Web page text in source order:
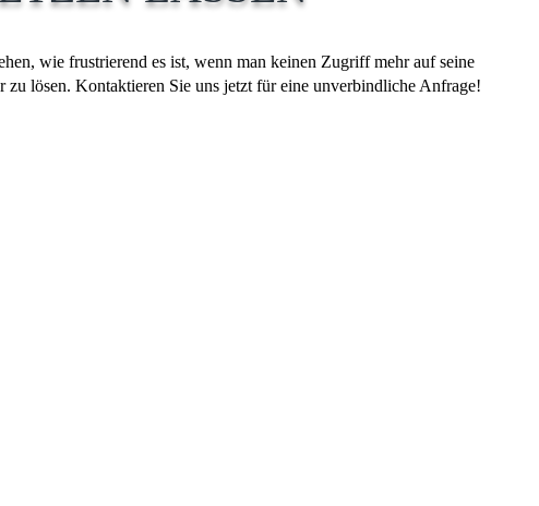
wie frustrierend es ist, wenn man keinen Zugriff mehr auf seine
zu lösen. Kontaktieren Sie uns jetzt für eine unverbindliche Anfrage!